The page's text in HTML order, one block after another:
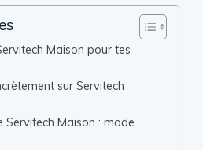
Maison pour tes
sur Servitech
Servitech Maison : mode